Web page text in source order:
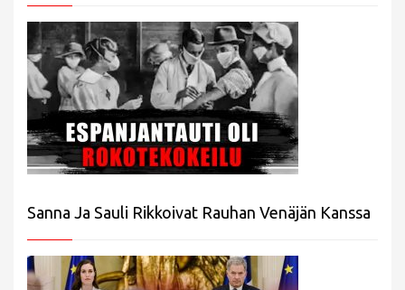
Sanna Ja Sauli Rikkoivat Rauhan Venäjän Kanssa